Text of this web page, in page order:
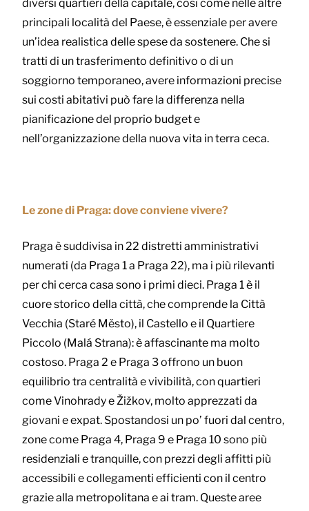
diversi quartieri della capitale, così come nelle altre
principali località del Paese, è essenziale per avere
un’idea realistica delle spese da sostenere. Che si
tratti di un trasferimento definitivo o di un
soggiorno temporaneo, avere informazioni precise
sui costi abitativi può fare la differenza nella
pianificazione del proprio budget e
nell’organizzazione della nuova vita in terra ceca.
Le zone di Praga: dove conviene vivere?
Praga è suddivisa in 22 distretti amministrativi
numerati (da Praga 1 a Praga 22), ma i più rilevanti
per chi cerca casa sono i primi dieci. Praga 1 è il
cuore storico della città, che comprende la Città
Vecchia (Staré Město), il Castello e il Quartiere
Piccolo (Malá Strana): è affascinante ma molto
costoso. Praga 2 e Praga 3 offrono un buon
equilibrio tra centralità e vivibilità, con quartieri
come Vinohrady e Žižkov, molto apprezzati da
giovani e expat. Spostandosi un po’ fuori dal centro,
zone come Praga 4, Praga 9 e Praga 10 sono più
residenziali e tranquille, con prezzi degli affitti più
accessibili e collegamenti efficienti con il centro
grazie alla metropolitana e ai tram. Queste aree